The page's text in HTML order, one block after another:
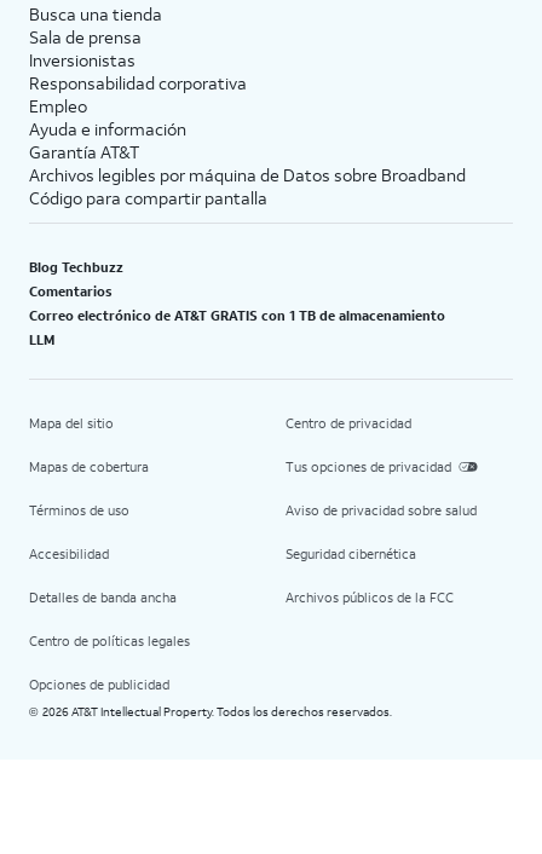
Busca una tienda
Sala de prensa
Inversionistas
Responsabilidad corporativa
Empleo
Ayuda e información
Garantía AT&T
Archivos legibles por máquina de Datos sobre Broadband
Código para compartir pantalla
Blog Techbuzz
Comentarios
Correo electrónico de AT&T GRATIS con 1 TB de almacenamiento
LLM
Mapa del sitio
Mapas de cobertura
Términos de uso
Accesibilidad
Detalles de banda ancha
Centro de políticas legales
Opciones de publicidad
Centro de privacidad
Tus opciones de privacidad
Aviso de privacidad sobre salud
Seguridad cibernética
Archivos públicos de la FCC
© 2026 AT&T Intellectual Property. Todos los derechos reservados.